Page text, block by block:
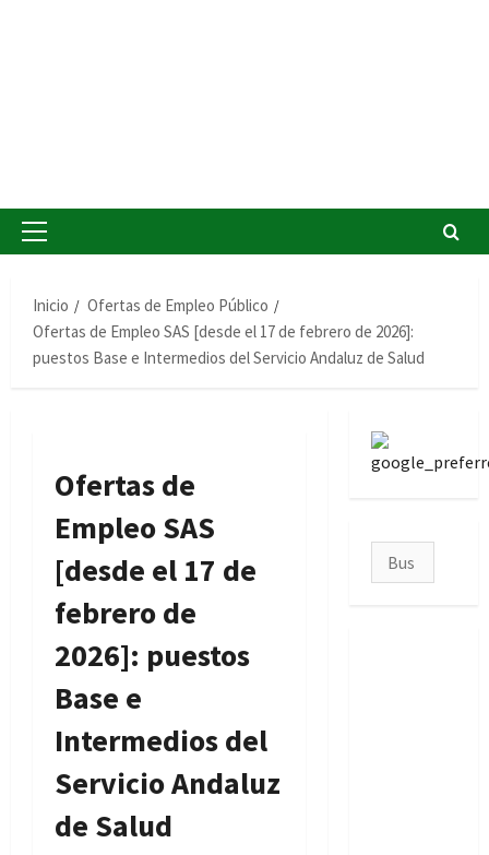
Menú
Inicio
Ofertas de Empleo Público
Ofertas de Empleo SAS [desde el 17 de febrero de 2026]:
puestos Base e Intermedios del Servicio Andaluz de Salud
Ofertas de
Empleo SAS
[desde el 17 de
febrero de
2026]: puestos
Base e
Intermedios del
Servicio Andaluz
de Salud
Buscar: